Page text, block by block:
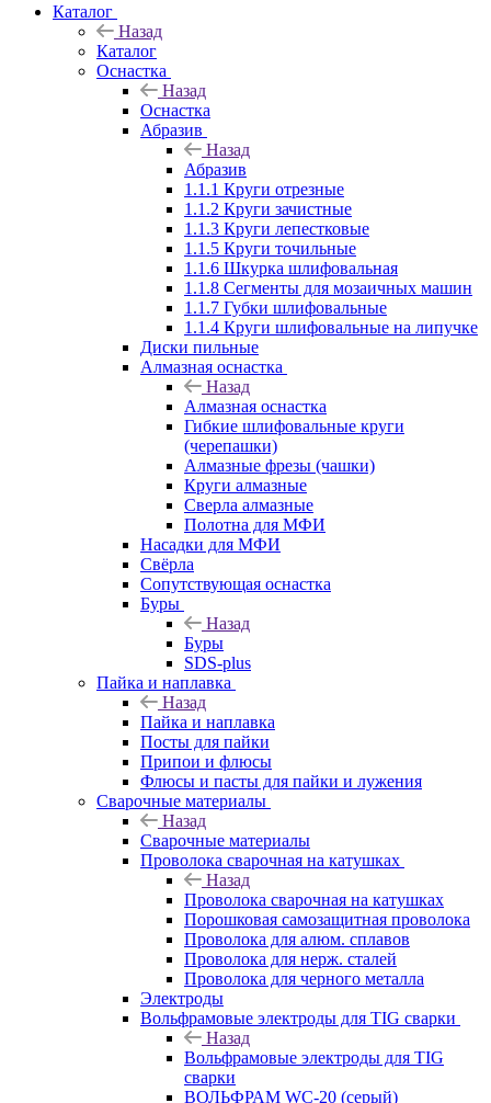
Каталог
Назад
Каталог
Оснастка
Назад
Оснастка
Абразив
Назад
Абразив
1.1.1 Круги отрезные
1.1.2 Круги зачистные
1.1.3 Круги лепестковые
1.1.5 Круги точильные
1.1.6 Шкурка шлифовальная
1.1.8 Сегменты для мозаичных машин
1.1.7 Губки шлифовальные
1.1.4 Круги шлифовальные на липучке
Диски пильные
Алмазная оснастка
Назад
Алмазная оснастка
Гибкие шлифовальные круги
(черепашки)
Алмазные фрезы (чашки)
Круги алмазные
Сверла алмазные
Полотна для МФИ
Насадки для МФИ
Свёрла
Сопутствующая оснастка
Буры
Назад
Буры
SDS-plus
Пайка и наплавка
Назад
Пайка и наплавка
Посты для пайки
Припои и флюсы
Флюсы и пасты для пайки и лужения
Сварочные материалы
Назад
Сварочные материалы
Проволока сварочная на катушках
Назад
Проволока сварочная на катушках
Порошковая самозащитная проволока
Проволока для алюм. сплавов
Проволока для нерж. сталей
Проволока для черного металла
Электроды
Вольфрамовые электроды для TIG сварки
Назад
Вольфрамовые электроды для TIG
сварки
ВОЛЬФРАМ WC-20 (серый)